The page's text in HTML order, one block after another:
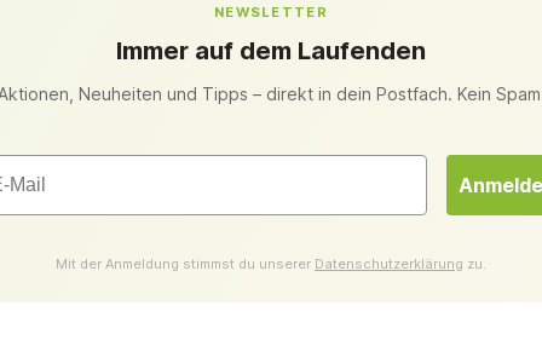
NEWSLETTER
Immer auf dem Laufenden
Neuheiten und Tipps – direkt in dein Postfach. Kein
Mit der Anmeldung stimmst du unserer Datenschutzerklärung zu.